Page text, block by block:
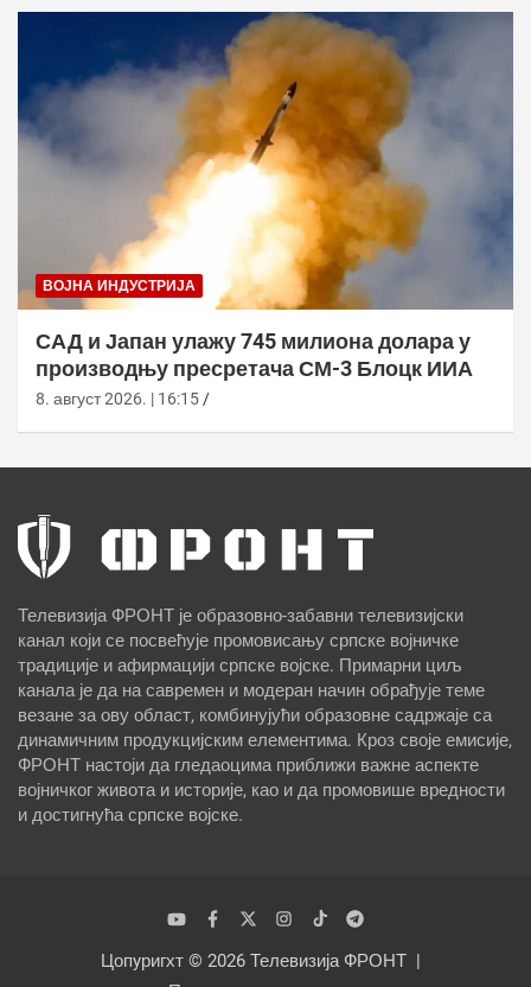
ВОЈНА ИНДУСТРИЈА
САД и Јапан улажу 745 милиона долара у
производњу пресретача СМ-3 Блоцк ИИА
8. август 2026. | 16:15
Телевизија ФРОНТ је образовно-забавни телевизијски
канал који се посвећује промовисању српске војничке
традиције и афирмацији српске војске. Примарни циљ
канала је да на савремен и модеран начин обрађује теме
везане за ову област, комбинујући образовне садржаје са
динамичним продукцијским елементима. Кроз своје емисије,
ФРОНТ настоји да гледаоцима приближи важне аспекте
војничког живота и историје, као и да промовише вредности
и достигнућа српске војске.
Цопyригхт © 2026 Телевизија ФРОНТ